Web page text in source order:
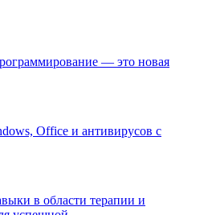
— это новая
Office и антивирусов с
в области терапии и